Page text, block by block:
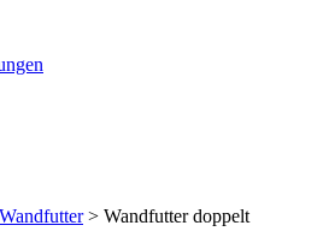
> Wandfutter doppelt